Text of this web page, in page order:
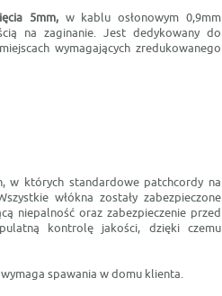
5mm, w kablu osłonowym 0,9mm
na zaginanie. Jest dedykowany do
wymagających zredukowanego
w których standardowe patchcordy na
włókna zostały zabezpieczone
niepalność oraz zabezpieczenie przed
kontrolę jakości, dzięki czemu
spawania w domu klienta.